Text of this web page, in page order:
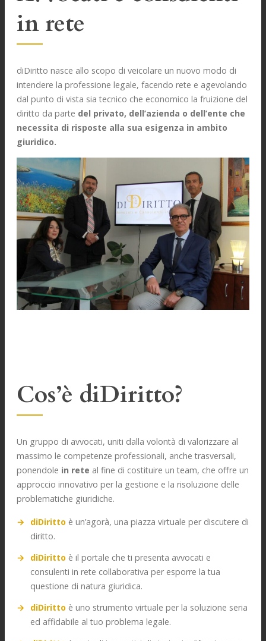
in rete
diDiritto nasce allo scopo di veicolare un nuovo modo di
intendere la professione legale, facendo rete e agevolando
dal punto di vista sia tecnico che economico la fruizione del
diritto da parte del privato, dell’azienda o dell’ente che
necessita di risposte alla sua esigenza in ambito
giuridico.
Cos’è diDiritto?
Un gruppo di avvocati, uniti dalla volontà di valorizzare al
massimo le competenze professionali, anche trasversali,
ponendole in rete al fine di costituire un team, che offre un
approccio innovativo per la gestione e la risoluzione delle
problematiche giuridiche.
diDirittoè un’agorà, una piazza virtuale per discutere di
diritto.
diDirittoè il portale che ti presenta avvocati e
consulenti in rete collaborativa per esporre la tua
questione di natura giuridica.
diDirittoè uno strumento virtuale per la soluzione seria
ed affidabile al tuo problema legale.